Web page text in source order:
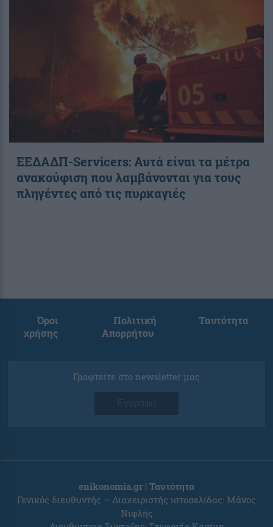
ΕΕΔΑΔΠ-Servicers: Αυτά είναι τα μέτρα
ανακούφιση που λαμβάνονται για τους
πληγέντες από τις πυρκαγιές
Όροι
χρήσης
Πολιτική
Απορρήτου
Ταυτότητα
Γραφτείτε στο newsletter μας
Εγγραφή
enikonomia.gr | Ταυτότητα
Γενικός διευθυντής – Διαχειριστής ιστοσελίδας: Μάνος
Νιφλής